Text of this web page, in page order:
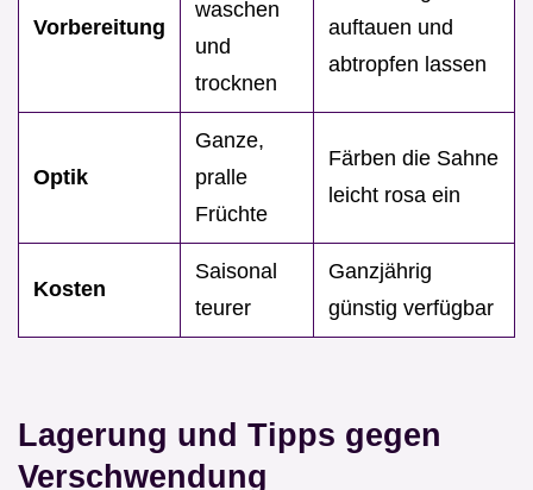
Vorbereitung
waschen
und
trocknen
auftauen und
abtropfen lassen
Optik
Ganze,
pralle
Früchte
Färben die Sahne
leicht rosa ein
Kosten
Saisonal
teurer
Ganzjährig
günstig verfügbar
Lagerung und Tipps gegen
Verschwendung